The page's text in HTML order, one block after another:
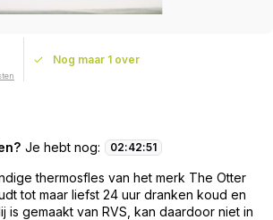
Nog maar 1 over
Je hebt nog: 02:42:50
thermosfles van het merk The Otter
tot maar liefst 24 uur dranken koud en
is gemaakt van RVS, kan daardoor niet in